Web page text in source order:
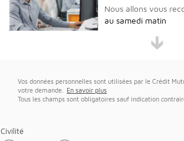
​Nous allons vous
au samedi matin
🡳
Vos données personnelles sont utilisées par le Crédit
votre demande.
En savoir plus
Tous les champs sont obligatoires sauf indication
Civilité